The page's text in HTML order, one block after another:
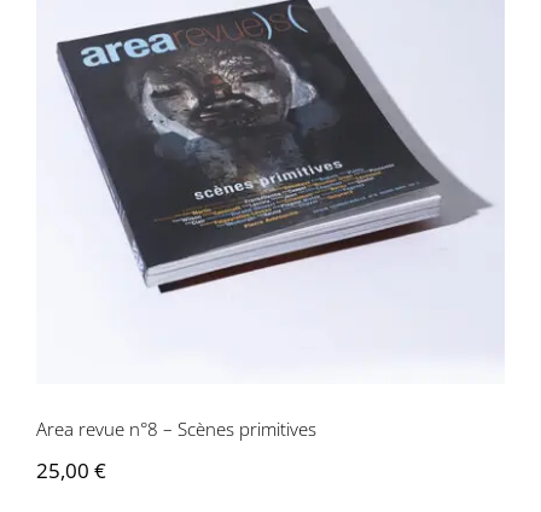
Area revue n°8 – Scènes primitives
Area revue n°8 – Scènes primitives
25,00 €